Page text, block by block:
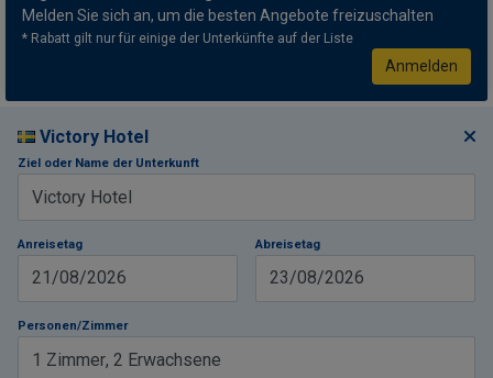
Melden Sie sich an, um die besten Angebote freizuschalten
* Rabatt gilt nur für einige der Unterkünfte auf der Liste
Anmelden
Victory Hotel
Ziel oder Name der Unterkunft
Anreisetag
21/08/2026
Abreisetag
23/08/2026
Personen/Zimmer
1 Zimmer, 2 Erwachsene